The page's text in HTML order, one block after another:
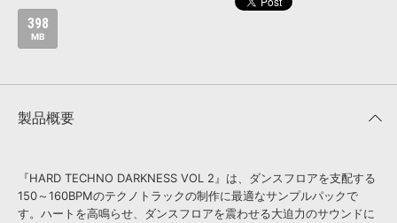
SLS
398
MB
製品概要
『HARD TECHNO DARKNESS VOL 2』は、ダンスフロアを支配する
150～160BPMのテクノトラックの制作に最適なサンプルパックで
す。ハートを高鳴らせ、ダンスフロアを震わせる大迫力のサウンドに